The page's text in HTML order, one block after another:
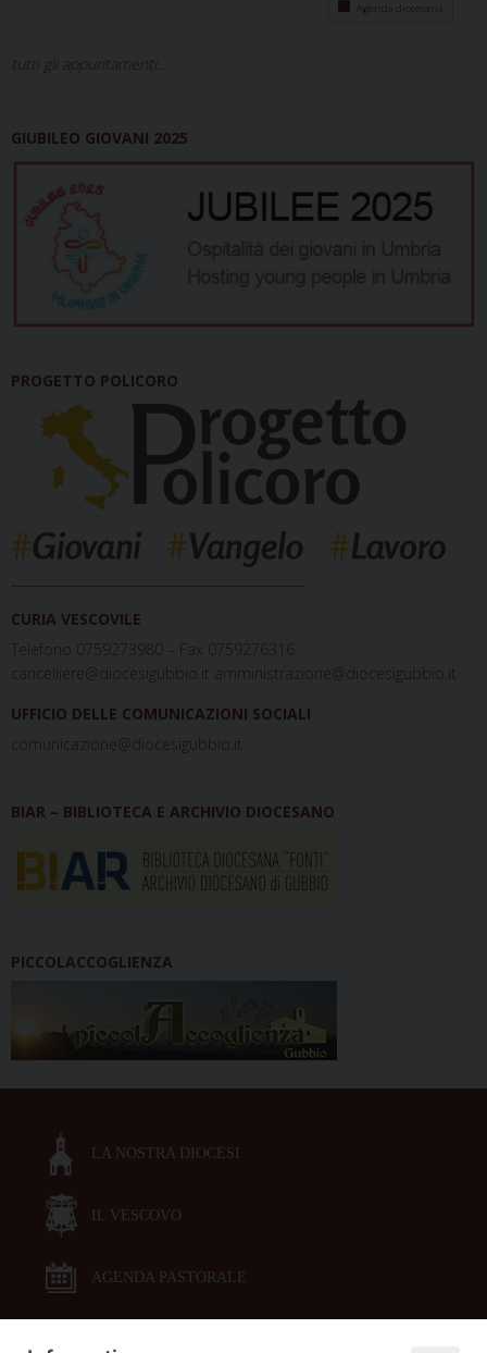
Agenda diocesana
tutti gli appuntamenti...
GIUBILEO GIOVANI 2025
PROGETTO POLICORO
CURIA VESCOVILE
Telefono 0759273980 – Fax 0759276316
cancelliere@diocesigubbio.it amministrazione@diocesigubbio.it
UFFICIO DELLE COMUNICAZIONI SOCIALI
comunicazione@diocesigubbio.it
BIAR – BIBLIOTECA E ARCHIVIO DIOCESANO
PICCOLACCOGLIENZA
LA NOSTRA DIOCESI
IL VESCOVO
AGENDA PASTORALE